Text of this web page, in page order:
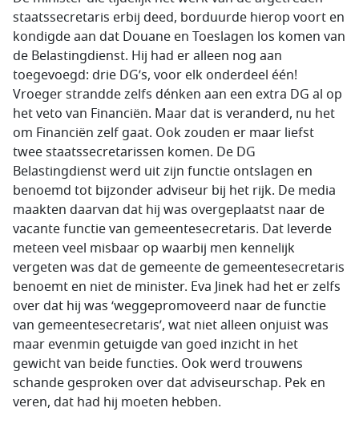
staatssecretaris erbij deed, borduurde hierop voort en
kondigde aan dat Douane en Toeslagen los komen van
de Belastingdienst. Hij had er alleen nog aan
toegevoegd: drie DG’s, voor elk onderdeel één!
Vroeger strandde zelfs dénken aan een extra DG al op
het veto van Financiën. Maar dat is veranderd, nu het
om Financiën zelf gaat. Ook zouden er maar liefst
twee staatssecretarissen komen. De DG
Belastingdienst werd uit zijn functie ontslagen en
benoemd tot bijzonder adviseur bij het rijk. De media
maakten daarvan dat hij was overgeplaatst naar de
vacante functie van gemeentesecretaris. Dat leverde
meteen veel misbaar op waarbij men kennelijk
vergeten was dat de gemeente de gemeentesecretaris
benoemt en niet de minister. Eva Jinek had het er zelfs
over dat hij was ‘weggepromoveerd naar de functie
van gemeentesecretaris’, wat niet alleen onjuist was
maar evenmin getuigde van goed inzicht in het
gewicht van beide functies. Ook werd trouwens
schande gesproken over dat adviseurschap. Pek en
veren, dat had hij moeten hebben.